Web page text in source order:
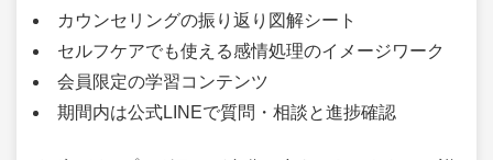
カウンセリングの振り返り図解シート
セルフケアでも使える感情処理のイメージワーク
会員限定の学習コンテンツ
期間内は公式LINEで質問・相談と進捗確認